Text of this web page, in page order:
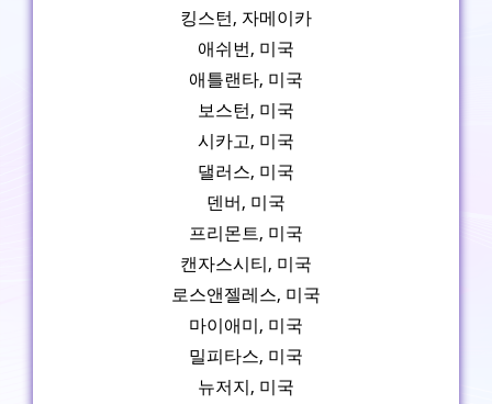
킹스턴, 자메이카
애쉬번, 미국
애틀랜타, 미국
보스턴, 미국
시카고, 미국
댈러스, 미국
덴버, 미국
프리몬트, 미국
캔자스시티, 미국
로스앤젤레스, 미국
마이애미, 미국
밀피타스, 미국
뉴저지, 미국